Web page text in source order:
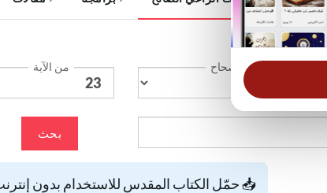
الإصحاح من الآية
بحث
📥 حمّل الكتاب المقدس للاستخدام بدون